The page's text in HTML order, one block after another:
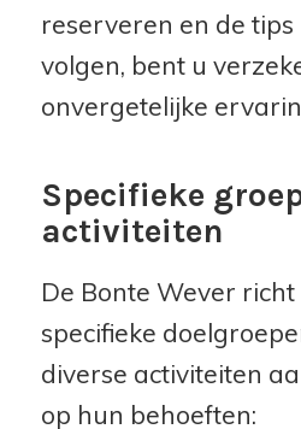
reserveren en de
volgen, bent u
onvergetelijke
Specifieke
activiteiten
De Bonte Wever richt
specifieke
diverse activiteiten
op hun behoeften: